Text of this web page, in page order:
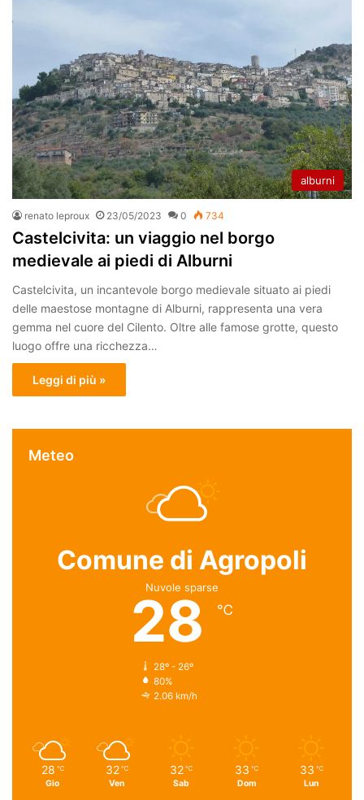
alburni
renato leproux 23/05/2023 0 734
Castelcivita: un viaggio nel borgo
medievale ai piedi di Alburni
Castelcivita, un incantevole borgo medievale situato ai piedi
delle maestose montagne di Alburni, rappresenta una vera
gemma nel cuore del Cilento. Oltre alle famose grotte, questo
luogo offre una ricchezza…
Leggi di più »
Meteo
Comune di Agropoli
Nuvole sparse
28 ℃
28º - 26º
80%
2.06 km/h
28 ℃
Gio
32 ℃
Ven
32 ℃
Sab
33 ℃
Dom
33 ℃
Lun